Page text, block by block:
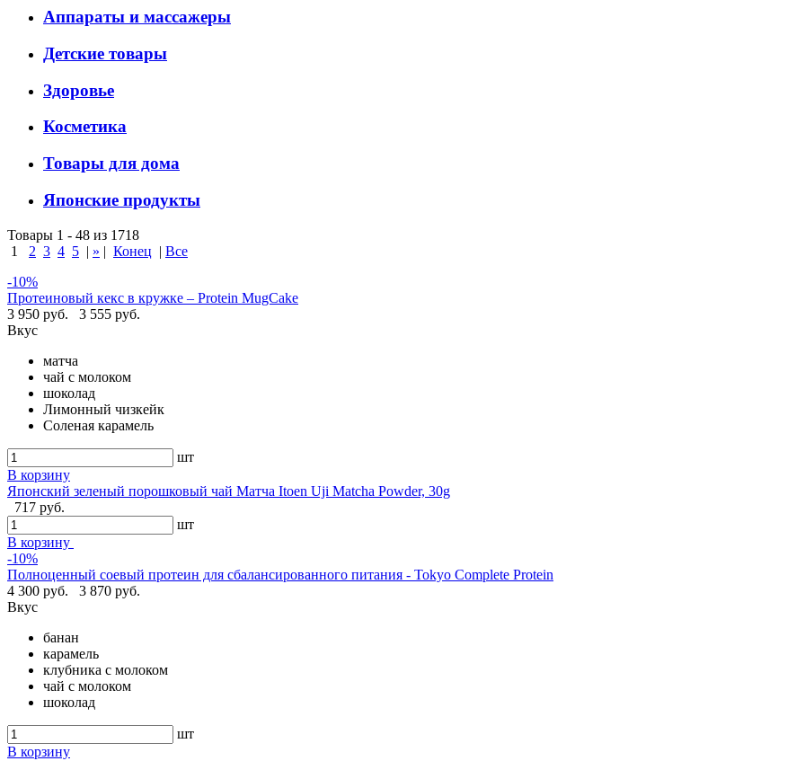
Аппараты и массажеры
Детские товары
Здоровье
Косметика
Товары для дома
Японские продукты
Товары 1 - 48 из 1718
1
2 3 4 5 | » | Конец | Все
-10%
Протеиновый кекс в кружке – Protein MugCake
3 950 руб.
3 555 руб.
Вкус
матча
чай с молоком
шоколад
Лимонный чизкейк
Соленая карамель
шт
В корзину
Японский зеленый порошковый чай Матча Itoen Uji Matcha Powder, 30g
717 руб.
шт
В корзину
-10%
Полноценный соевый протеин для сбалансированного питания - Tokyo Complete Protein
4 300 руб.
3 870 руб.
Вкус
банан
карамель
клубника с молоком
чай с молоком
шоколад
шт
В корзину